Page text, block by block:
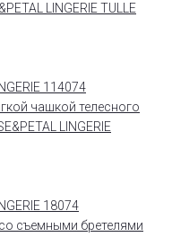
LINGERIE TULLE
чашкой телесного
LINGERIE
съемными бретелями